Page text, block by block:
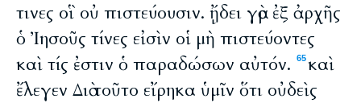
τινες οἳ οὐ πιστεύουσιν. ᾔδει γὰρ ἐξ ἀρχῆς
ὁ Ἰησοῦς τίνες εἰσὶν οἱ μὴ πιστεύοντες
καὶ τίς ἐστιν ὁ παραδώσων αὐτόν.
65καὶ
ἔλεγεν Διὰ τοῦτο εἴρηκα ὑμῖν ὅτι οὐδεὶς